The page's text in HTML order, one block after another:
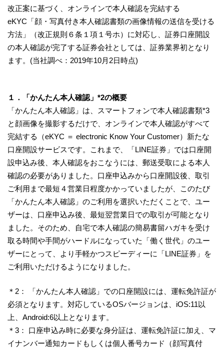
改正案に基づく、オンラインで本人確認を完結する
eKYC「顔・写真付き本人確認書類の画像情報の送信を受ける
方法」（改正規則６条１項１号ホ）に対応し、証券口座開設
の本人確認が完了する証券会社としては、証券業界初となり
ます。(当社調べ：2019年10月2日時点)
１．「かんたん本人確認」*2の概要
「かんたん本人確認」は、スマートフォンで本人確認書類*3
と顔画像を撮影するだけで、オンラインで本人確認がすべて
完結する（eKYC ＝ electronic Know Your Customer）新たな
口座開設サービスです。これまで、「LINE証券」では口座開
設申込み後、本人確認をおこなうには、郵送受取による本人
確認の必要がありました。口座申込みから口座開設後、取引
ご利用まで最短４営業日程度かかっていましたが、このたび
「かんたん本人確認」のご利用を選択いただくことで、ユー
ザーは、口座申込み後、最短翌営業日での取引が可能となり
ました。そのため、自宅で本人確認の簡易書留ハガキを受け
取る時間や手間がハードルになっていた「働く世代」のユー
ザーにとって、より手軽かつスピーディーに「LINE証券」を
ご利用いただけるようになりました。
＊2： 「かんたん本人確認」での口座開設には、運転免許証が
必須となります。対応しているOSバージョンは、iOS:11以
上、Android:6以上となります。
＊3： 口座申込み時に必要な身分証は、運転免許証に加え、マ
イナンバー通知カードもしくは個人番号カード（顔写真付